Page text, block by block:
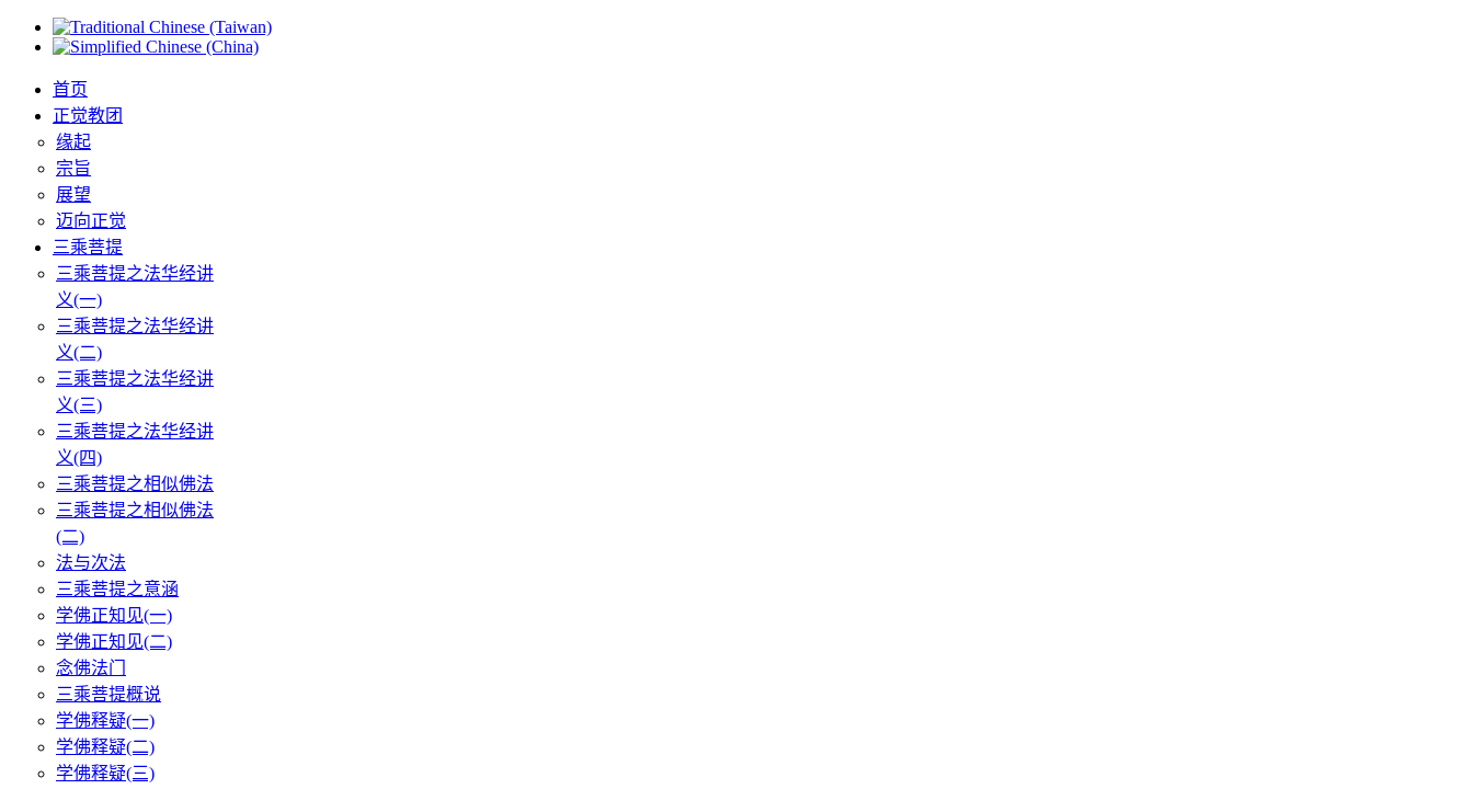
首页
正觉教团
缘起
宗旨
展望
迈向正觉
三乘菩提
三乘菩提之法华经讲
义(一)
三乘菩提之法华经讲
义(二)
三乘菩提之法华经讲
义(三)
三乘菩提之法华经讲
义(四)
三乘菩提之相似佛法
三乘菩提之相似佛法
(二)
法与次法
三乘菩提之意涵
学佛正知见(一)
学佛正知见(二)
念佛法门
三乘菩提概说
学佛释疑(一)
学佛释疑(二)
学佛释疑(三)